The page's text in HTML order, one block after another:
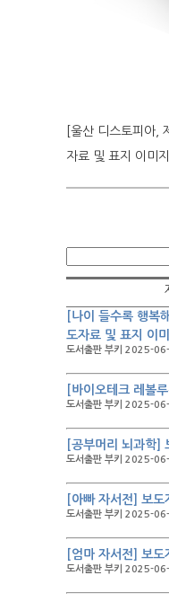
[울산 디스토피아,
자료 및 표지 이미지
[나이 들수록 행복
도자료 및 표지 이미
도서출판 부키 2025-
[바이오테크 레볼
도서출판 부키 2025-
[공부머리 뇌과학]
도서출판 부키 2025-
[아빠 자서전] 보도
도서출판 부키 2025-
[엄마 자서전] 보도
도서출판 부키 2025-